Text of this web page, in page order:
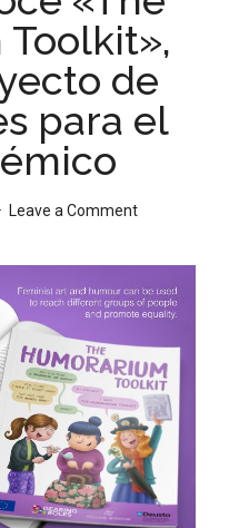
de
para el
Leave a Comment